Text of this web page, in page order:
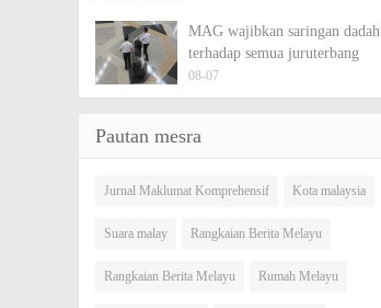
MAG wajibkan saringan dadah
terhadap semua juruterbang
08-07
Pautan mesra
Jurnal Maklumat Komprehensif Kota malaysia
Suara malay Rangkaian Berita Melayu
Rangkaian Berita Melayu Rumah Melayu